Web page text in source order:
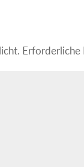
Erforderliche